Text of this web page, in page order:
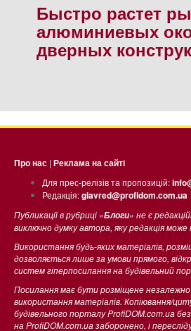
Быстро растет
алюминиевых
дверных
Про нас | Реклама на сайті
Для прес-релізів та пропозицій:
Редакція:glavred@profidom.com.ua
Публикації в рубриці «Блоги» не є
виключно думку автора, яку редакція може
Використання будь-яких матеріалів,
дозволяється лише за умови прямого,
систем гіперпосилання на будівельний
Посилання має бути розміщене незалежно
використання матеріалів. Копіювання/
будівельного порталу ProfiDOM.com.ua
на ProfiDOM.com.ua заборонено, і